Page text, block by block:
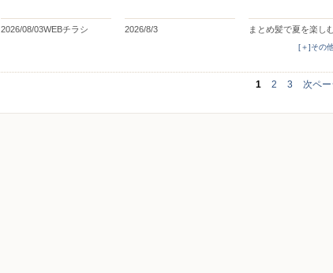
2026/08/03WEBチラシ 2026/8/3 まとめ髪で夏を楽し
[＋]その
1 2 3 次ペー